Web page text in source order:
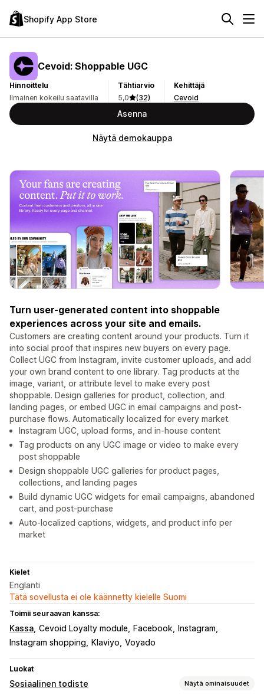
Shopify App Store
Cevoid: Shoppable UGC
Hinnoittelu
Ilmainen kokeilu saatavilla
Tähtiarvio
5,0
(32)
Kehittäjä
Cevoid
Asenna
Näytä demokauppa
Turn user-generated content into shoppable
experiences across your site and emails.
Customers are creating content around your products. Turn it
into social proof that inspires new buyers on every page.
Collect UGC from Instagram, invite customer uploads, and add
your own brand content to one library. Tag products at the
image, variant, or attribute level to make every post
shoppable. Design galleries for product, collection, and
landing pages, or embed UGC in email campaigns and post-
purchase flows. Automatically localized for every market.
Instagram UGC, upload forms, and in-house content
Tag products on any UGC image or video to make every
post shoppable
Design shoppable UGC galleries for product pages,
collections, and landing pages
Build dynamic UGC widgets for email campaigns, abandoned
cart, and post-purchase
Auto-localized captions, widgets, and product info per
market
Kielet
Englanti
Tätä sovellusta ei ole käännetty kielelle Suomi
Toimii seuraavan kanssa:
Kassa Cevoid Loyalty module Facebook
Instagram
Instagram shopping
Klaviyo Voyado
Luokat
Sosiaalinen todiste Näytä ominaisuudet